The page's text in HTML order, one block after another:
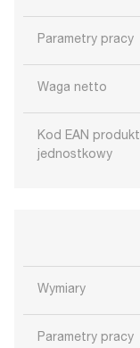
Parametry pracy
Waga netto
Kod EAN produkt
jednostkowy
Wymiary
Parametry pracy